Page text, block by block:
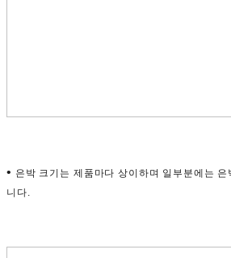
• 은박 크기는 제품마다 상이하며 일부분에는
니다.